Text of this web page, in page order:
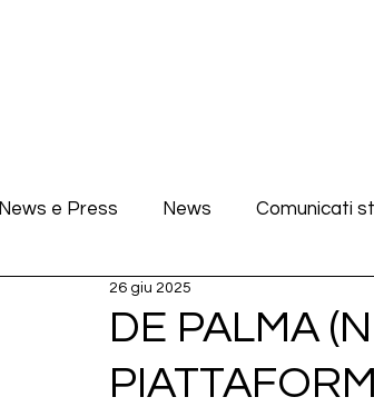
News e Press News Comunicati
DE PALMA
26 giu 2025